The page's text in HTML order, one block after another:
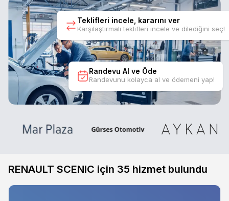
Teklifleri incele, kararını ver
Karşılaştırmalı teklifleri incele ve dilediğini seç!
Randevu Al ve Öde
Randevunu kolayca al ve ödemeni yap!
RENAULT SCENIC için 35 hizmet bulundu